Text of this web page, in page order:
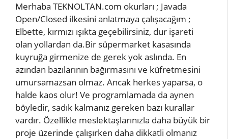
Merhaba TEKNOLTAN.com okurları ; Javada
Open/Closed ilkesini anlatmaya çalışacağım ;
Elbette, kırmızı ışıkta geçebilirsiniz, dur işareti
olan yollardan da.Bir süpermarket kasasında
kuyruğa girmenize de gerek yok aslında. En
azından bazılarının bağırmasını ve küfretmesini
umursamazsan olmaz. Ancak herkes yaparsa, o
halde kaos olur! Ve programlamada da aynen
böyledir, sadık kalmanız gereken bazı kurallar
vardır. Özellikle meslektaşlarınızla daha büyük bir
proje üzerinde çalışırken daha dikkatli olmanız